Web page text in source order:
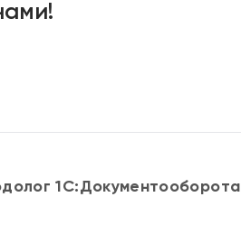
1С:Документооборота